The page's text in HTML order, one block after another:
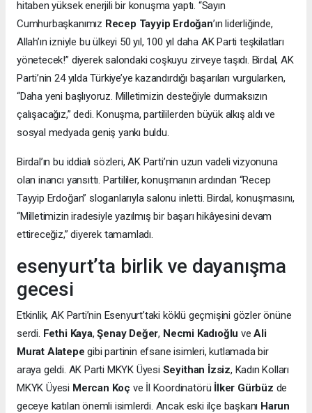
hitaben yüksek enerjili bir konuşma yaptı. “Sayın
Cumhurbaşkanımız Recep Tayyip Erdoğan’ın liderliğinde,
Allah’ın izniyle bu ülkeyi 50 yıl, 100 yıl daha AK Parti teşkilatları
yönetecek!” diyerek salondaki coşkuyu zirveye taşıdı. Birdal, AK
Parti’nin 24 yılda Türkiye’ye kazandırdığı başarıları vurgularken,
“Daha yeni başlıyoruz. Milletimizin desteğiyle durmaksızın
çalışacağız,” dedi. Konuşma, partililerden büyük alkış aldı ve
sosyal medyada geniş yankı buldu.
Birdal’ın bu iddialı sözleri, AK Parti’nin uzun vadeli vizyonuna
olan inancı yansıttı. Partililer, konuşmanın ardından “Recep
Tayyip Erdoğan” sloganlarıyla salonu inletti. Birdal, konuşmasını,
“Milletimizin iradesiyle yazılmış bir başarı hikâyesini devam
ettireceğiz,” diyerek tamamladı.
esenyurt’ta birlik ve dayanışma
gecesi
Etkinlik, AK Parti’nin Esenyurt’taki köklü geçmişini gözler önüne
serdi. Fethi Kaya,Şenay Değer, Necmi Kadıoğlu veAli
Murat Alatepe gibi partinin efsane isimleri, kutlamada bir
araya geldi. AK Parti MKYK Üyesi Seyithan İzsiz, Kadın Kolları
MKYK Üyesi Mercan Koç ve İl Koordinatörü İlker Gürbüz de
geceye katılan önemli isimlerdi. Ancak eski ilçe başkanı Harun